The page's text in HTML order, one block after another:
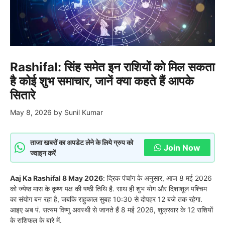
Rashifal: सिंह समेत इन राशियों को मिल सकता
है कोई शुभ समाचार, जानें क्या कहते हैं आपके
सितारे
May 8, 2026 by Sunil Kumar
ताजा खबरों का अपडेट लेने के लिये ग्रुप को
ज्वाइन करें
Join Now
Aaj Ka Rashifal 8 May 2026: द्रिक पंचांग के अनुसार, आज 8 मई 2026
को ज्येष्ठ मास के कृष्ण पक्ष की षष्ठी तिथि है. साथ ही शुभ योग और दिशाशूल पश्चिम
का संयोग बन रहा है, जबकि राहुकाल सुबह 10:30 से दोपहर 12 बजे तक रहेगा.
आइए अब पं. सत्यम विष्णु अवस्थी से जानते हैं 8 मई 2026, शुक्रवार के 12 राशियों
के राशिफल के बारे में.